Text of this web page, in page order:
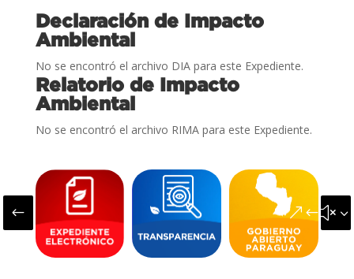
Declaración de Impacto
Ambiental
No se encontró el archivo DIA para este Expediente.
Relatorio de Impacto
Ambiental
No se encontró el archivo RIMA para este Expediente.
#